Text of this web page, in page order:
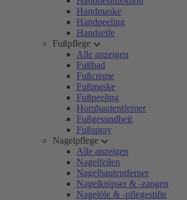
Handmaske
Handpeeling
Handseife
Fußpflege
Alle anzeigen
Fußbad
Fußcreme
Fußmaske
Fußpeeling
Hornhautentferner
Fußgesundheit
Fußspray
Nagelpflege
Alle anzeigen
Nagelfeilen
Nagelhautentferner
Nagelknipser & -zangen
Nagelöle & -pflegestifte